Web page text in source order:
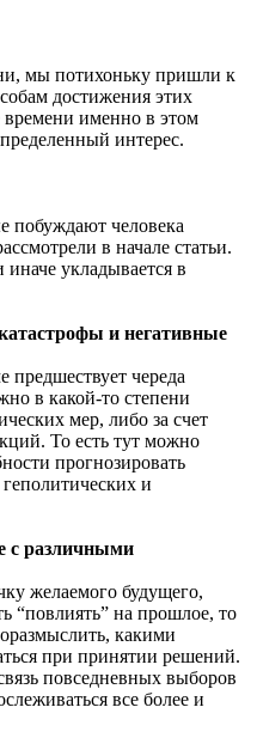
мы потихоньку пришли к
достижения этих
именно в этом
интерес.
побуждают человека
в начале статьи.
укладывается в
и негативные
предшествует череда
в какой-то степени
мер, либо за счет
То есть тут можно
прогнозировать
и
с различными
желаемого будущего,
“повлиять” на прошлое, то
какими
при принятии решений.
повседневных выборов
все более и